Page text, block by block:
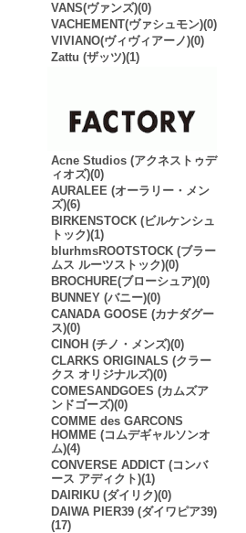
VANS(ヴァンズ)(0)
VACHEMENT(ヴァシュモン)(0)
VIVIANO(ヴィヴィアーノ)(0)
Zattu (ザッツ)(1)
Acne Studios (アクネストゥデ
ィオズ)(0)
AURALEE (オーラリー・メン
ズ)(6)
BIRKENSTOCK (ビルケンシュ
トック)(1)
blurhmsROOTSTOCK (ブラー
ムス ルーツストック)(0)
BROCHURE(ブローシュア)(0)
BUNNEY (バニー)(0)
CANADA GOOSE (カナダグー
ス)(0)
CINOH (チノ・メンズ)(0)
CLARKS ORIGINALS (クラー
クス オリジナルズ)(0)
COMESANDGOES (カムズア
ンドゴーズ)(0)
COMME des GARCONS
HOMME (コムデギャルソンオ
ム)(4)
CONVERSE ADDICT (コンバ
ース アディクト)(1)
DAIRIKU (ダイリク)(0)
DAIWA PIER39 (ダイワピア39)
(17)